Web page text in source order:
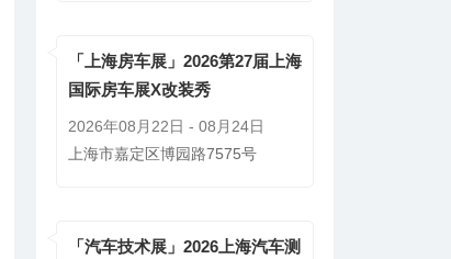
「上海房车展」2026第27届上海
国际房车展X改装秀
2026年08月22日 - 08月24日
上海市嘉定区博园路7575号
「汽车技术展」2026上海汽车测